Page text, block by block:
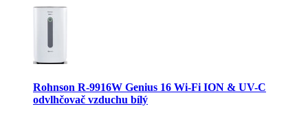
Rohnson R-9916W Genius 16 Wi-Fi ION & UV-C
odvlhčovač vzduchu bílý